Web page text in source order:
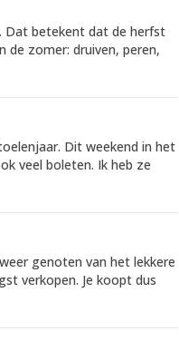
Dat betekent dat de herfst
de zomer: druiven, peren,
Dit weekend in het
veel boleten. Ik heb ze
genoten van het lekkere
verkopen. Je koopt dus